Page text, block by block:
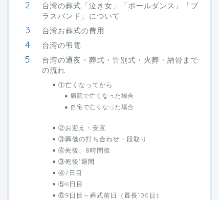
台湾の葬式「泣き女」「ポールダンス」「ブ
ラスバンド」について
台湾お葬式の費用
台湾の弔電
台湾の通夜・葬式・告別式・火葬・納骨まで
の流れ
①亡くなってから
病院で亡くなった場合
自宅で亡くなった場合
②お迎え・安置
③葬儀の打ち合わせ・段取り
④死後、8時間後
③死後1週間
④7日目
⑤8日目
⑥9日目～葬式前日（最長100日）